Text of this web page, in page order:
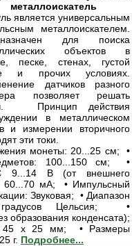
металлоискатель
является универсальным
металлоискателем.
для поиска
объектов в
песке, стенах, густой
и прочих условиях.
датчиков разного
позволяет решать
Принцип действия
в металлическом
и измерении вторичного
эти токи.
монеты: 20...25 см; •
100...150 см; •
9...14 В (от внешнего
60...70 мА; • Импульсный
Звуковая; • Диапазон
градусов Цельсия; •
образования конденсата);
45 x 25 мм; • Размеры
г. Подробнее...